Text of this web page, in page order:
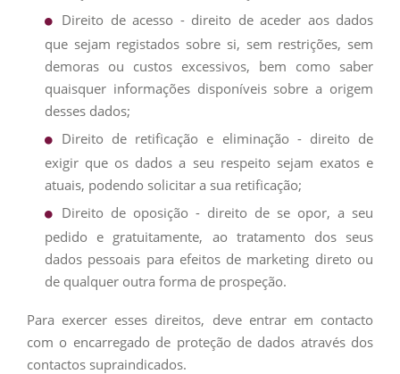
Direito de acesso - direito de aceder aos dados
que sejam registados sobre si, sem restrições, sem
demoras ou custos excessivos, bem como saber
quaisquer informações disponíveis sobre a origem
desses dados;
Direito de retificação e eliminação - direito de
exigir que os dados a seu respeito sejam exatos e
atuais, podendo solicitar a sua retificação;
Direito de oposição - direito de se opor, a seu
pedido e gratuitamente, ao tratamento dos seus
dados pessoais para efeitos de marketing direto ou
de qualquer outra forma de prospeção.
Para exercer esses direitos, deve entrar em contacto
com o encarregado de proteção de dados através dos
contactos supraindicados.